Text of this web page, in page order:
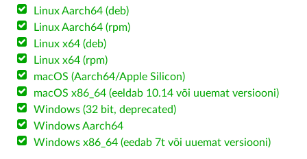
Linux Aarch64 (deb)
Linux Aarch64 (rpm)
Linux x64 (deb)
Linux x64 (rpm)
macOS (Aarch64/Apple Silicon)
macOS x86_64 (eeldab 10.14 või uuemat versiooni)
Windows (32 bit, deprecated)
Windows Aarch64
Windows x86_64 (eedab 7t või uuemat versiooni)